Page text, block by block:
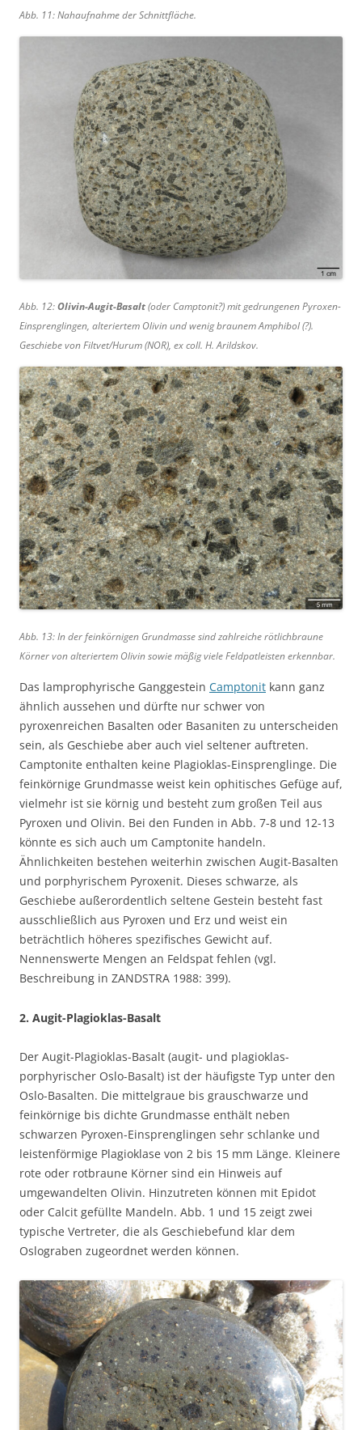
Abb. 11: Nahaufnahme der Schnittfläche.
Abb. 12:Olivin-Augit-Basalt(oder Camptonit?) mit gedrungenen Pyroxen-
Einsprenglingen, alteriertem Olivin und wenig braunem Amphibol (?).
Geschiebe von Filtvet/Hurum (NOR), ex coll. H. Arildskov.
Abb. 13: In der feinkörnigen Grundmasse sind zahlreiche rötlichbraune
Körner von alteriertem Olivin sowie mäßig viele Feldpatleisten erkennbar.
Das lamprophyrische Ganggestein Camptonit kann ganz
ähnlich aussehen und dürfte nur schwer von
pyroxenreichen Basalten oder Basaniten zu unterscheiden
sein, als Geschiebe aber auch viel seltener auftreten.
Camptonite enthalten keine Plagioklas-Einsprenglinge. Die
feinkörnige Grundmasse weist kein ophitisches Gefüge auf,
vielmehr ist sie körnig und besteht zum großen Teil aus
Pyroxen und Olivin. Bei den Funden in Abb. 7-8 und 12-13
könnte es sich auch um Camptonite handeln.
Ähnlichkeiten bestehen weiterhin zwischen Augit-Basalten
und porphyrischem Pyroxenit. Dieses schwarze, als
Geschiebe außerordentlich seltene Gestein besteht fast
ausschließlich aus Pyroxen und Erz und weist ein
beträchtlich höheres spezifisches Gewicht auf.
Nennenswerte Mengen an Feldspat fehlen (vgl.
Beschreibung in ZANDSTRA 1988: 399).
2. Augit-Plagioklas-Basalt
Der Augit-Plagioklas-Basalt (augit- und plagioklas-
porphyrischer Oslo-Basalt) ist der häufigste Typ unter den
Oslo-Basalten. Die mittelgraue bis grauschwarze und
feinkörnige bis dichte Grundmasse enthält neben
schwarzen Pyroxen-Einsprenglingen sehr schlanke und
leistenförmige Plagioklase von 2 bis 15 mm Länge. Kleinere
rote oder rotbraune Körner sind ein Hinweis auf
umgewandelten Olivin. Hinzutreten können mit Epidot
oder Calcit gefüllte Mandeln. Abb. 1 und 15 zeigt zwei
typische Vertreter, die als Geschiebefund klar dem
Oslograben zugeordnet werden können.